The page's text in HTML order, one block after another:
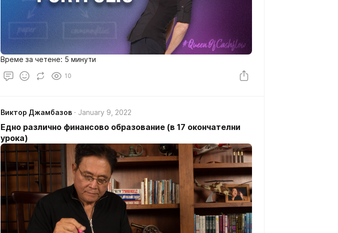
Време за четене: 5 минути
10
Виктор Джамбазов January 9, 2022
Едно различно финансово образование (в 17 окончателни
урока)